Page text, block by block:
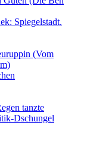
Spiegelstadt.
(Vom
tanzte
Dschungel